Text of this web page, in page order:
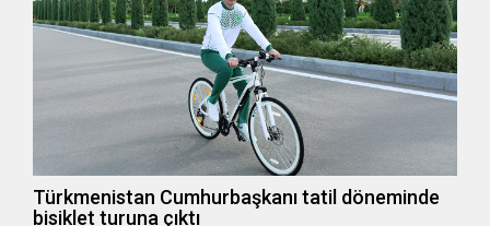
Türkmenistan Cumhurbaşkanı tatil döneminde
bisiklet turuna çıktı